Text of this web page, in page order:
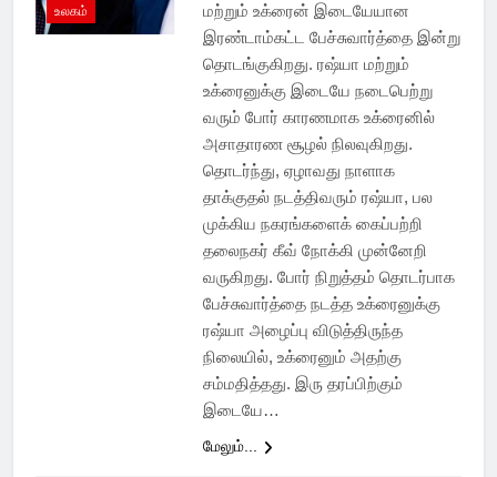
உலகம்
மற்றும் உக்ரைன் இடையேயான
இரண்டாம்கட்ட பேச்சுவார்த்தை இன்று
தொடங்குகிறது. ரஷ்யா மற்றும்
உக்ரைனுக்கு இடையே நடைபெற்று
வரும் போர் காரணமாக உக்ரைனில்
அசாதாரண சூழல் நிலவுகிறது.
தொடர்ந்து, ஏழாவது நாளாக
தாக்குதல் நடத்திவரும் ரஷ்யா, பல
முக்கிய நகரங்களைக் கைப்பற்றி
தலைநகர் கீவ் நோக்கி முன்னேறி
வருகிறது. போர் நிறுத்தம் தொடர்பாக
பேச்சுவார்த்தை நடத்த உக்ரைனுக்கு
ரஷ்யா அழைப்பு விடுத்திருந்த
நிலையில், உக்ரைனும் அதற்கு
சம்மதித்தது. இரு தரப்பிற்கும்
இடையே…
மேலும்...